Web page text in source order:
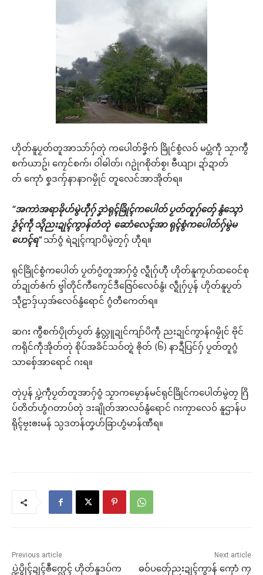
ဟိုတ်နူပၟတ်တူအာသာ်ဂှ်တုဲ ကပေါတ်ဗၞိက် ခြိုင်စွံလဝ် မပ္တံကဵု သၠာကွဳ
စက်ယာဥ်၊ ကၠေင်စက်၊ ဝါဲဓါတ်၊ ဂဥုဲဂစိုတ်စၟ၊ ဗဳယျာ၊ ဍာ်ဍာတ်
တ် ကေုာံ စၞဒကှ်နာနာဂမၠိုင် တူလေင်အာအိုတ်ရ။
“အကာဲအရာခိုဟ်မွဲဟီုဂှ် ဒၞာဲရုၚ်ခြိုၚ်ကပေါတ် ပၟတ်တူဂှ်တှ်ေ နွံသ္ၚောဲ
ဒၟံၚ်ကဵု သ္ၚိညးဍုၚ်ကွာန်တံတုဲ ဆောံလေၚ်အာ ရုၚ်စွံကပေါတ်ဂှ်မွဲမ
ဟေၚ်ရ”သာ်ဝွံ ရဲဍုၚ်ကျာပိမွဲတၠဂှ် ဟီုရ။
ရုင်ခြိုင်စွံကပေါတ် ပၟတ်ဂွံတူအာဂှ်ဝွံ လ္ရဵုဂှ်ဟီု ဟိုတ်နူကၠဟ်ထဝေင်စု
တ်ဍုတ်ၜံက် ဗ္ဒါဲတိုင်ကဳကၠေင်ဒဳဇြေဝ်လေဝ်နွံ၊ လ္ရဵုဂှ်ပၠန် ဟိုတ်နူပၟတ်
သဵုဠာဒှ်ယှအ်လေဝ်နွံရောင် ဂွံတီကေတ်ရ။
ဆဂး ကွဳစက်ပၠိုတ်ပၟတ် နွံလ္တူဍုင်ကျာ်ပိကဵု ညးဍုင်ကွာန်ဂမၠိုင် ဗိုင်
ကရိုင်ကဵုအိုတ်တုဲ စိုပ်အခိင်သဝ်တ္ရဲ ၜိုတ် (၆) နာဍဳပြင်ဂှ် ပၟတ်တူဂွံ
သာစှ်ေအာရောင် ဂးရ။
တုဲပၠန် ပ္ဍဲကဵုပၟတ်တူအာဂှ်ဝွံ သၟာကမၠောန်မင်ရုင်ခြိုင်ကပေါတ်မွဲတၠ ဂြိ
ပ်တိတ်ဟွံဂတာပ်တုဲ ဒးချိုတ်အာလဝ်နွံရောင် ဂးကၠာလေဝ် နူဌာန်ပ
ရိုၚ်ဗၠးၜးမန် သ္ပဒတန်တၞဟ်ခြာဟွံမာန်ဏီရ။
Previous article
ပ္ဍဲပွိုၚ်ဍုၚ်ၜဳက္လေၚ် ဟိုတ်နူဒပ်က
Next article
ဓဝ်ပတှ်ေညးဍုၚ်ကွာန် ကေုာံ ကၠ